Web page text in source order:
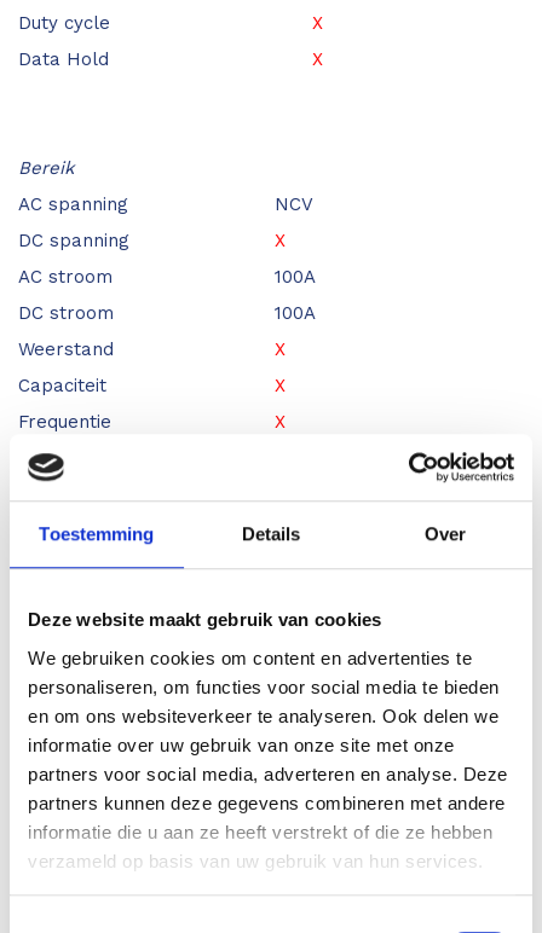
Toestemming Details Over
Deze website maakt gebruik van cookies
We gebruiken cookies om content en advertenties te
personaliseren, om functies voor social media te bieden
en om ons websiteverkeer te analyseren. Ook delen we
informatie over uw gebruik van onze site met onze
partners voor social media, adverteren en analyse. Deze
partners kunnen deze gegevens combineren met andere
informatie die u aan ze heeft verstrekt of die ze hebben
verzameld op basis van uw gebruik van hun services.
Duty cycle
X
Data Hold
X
Bereik
AC spanning
NCV
DC spanning X
AC stroom
100A
DC stroom
100A
Weerstand
X
Capaciteit
X
Frequentie
X
Functionaliteit
Doorbeltest
X
Min/Max
Rel functie
X
Achtergrondverlichting
X
True RMS
V
Reviews